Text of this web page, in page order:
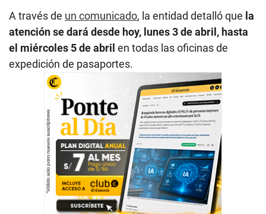
A través de un comunicado, la entidad detalló que la
atención se dará desde hoy, lunes 3 de abril, hasta
el miércoles 5 de abril en todas las oficinas de
expedición de pasaportes.